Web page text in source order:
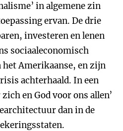
in algemene zin
ervan. De drie
investeren en lenen
sociaaleconomisch
Amerikaanse, en zijn
achterhaald. In een
en God voor ons allen’
dan in de